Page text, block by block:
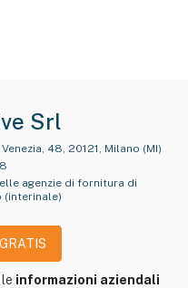
Srl
48, 20121, Milano (MI)
agenzie di fornitura di
(interinale)
informazioni aziendali